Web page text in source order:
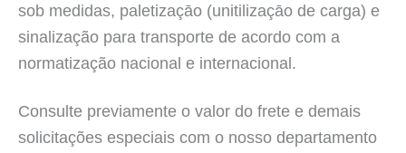
sob medidas, paletizaçāo (unitilizaçāo de carga) e
sinalização para transporte de acordo com a
normatização nacional e internacional.
Consulte previamente o valor do frete e demais
solicitações especiais com o nosso departamento